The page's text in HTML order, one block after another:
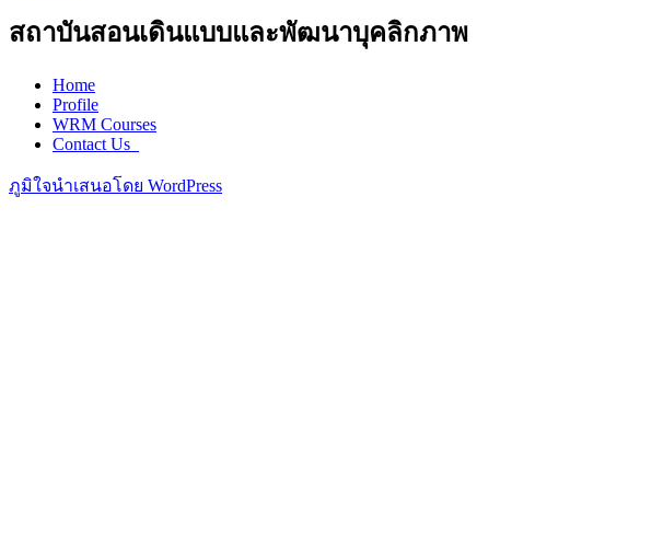
สถาบันสอนเดินแบบและพัฒนาบุคลิกภาพ
Home
Profile
WRM Courses
Contact Us_
ภูมิใจนำเสนอโดย WordPress